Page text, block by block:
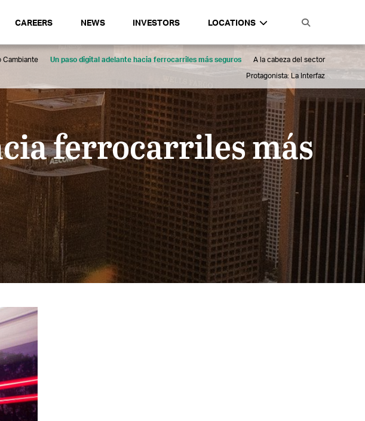
CAREERS NEWS INVESTORS LOCATIONS
Cambiante Un paso digital adelante hacia ferrocarriles más seguros
A la cabeza del sector
Protagonista: La Interfaz
ferrocarriles más